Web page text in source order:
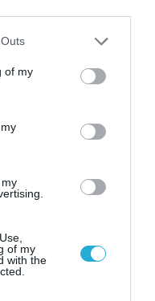
one or more Google
You may click to
its third-party tags to
in below Google
of my
of my
with the
των
για το Κίεβο